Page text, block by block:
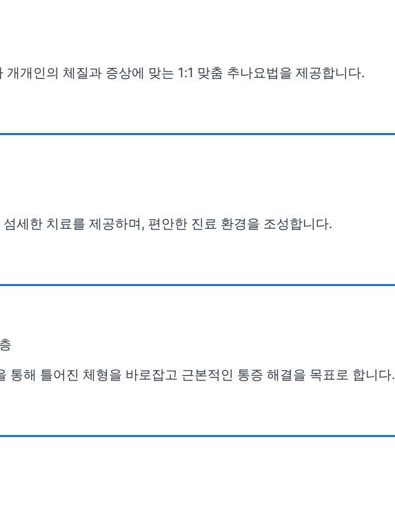
개인의 체질과 증상에 맞는 1:1 맞춤 추나요법을 제공합니다.
세한 치료를 제공하며, 편안한 진료 환경을 조성합니다.
통해 틀어진 체형을 바로잡고 근본적인 통증 해결을 목표로 합니다.